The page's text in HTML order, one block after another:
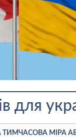
для
МІРА